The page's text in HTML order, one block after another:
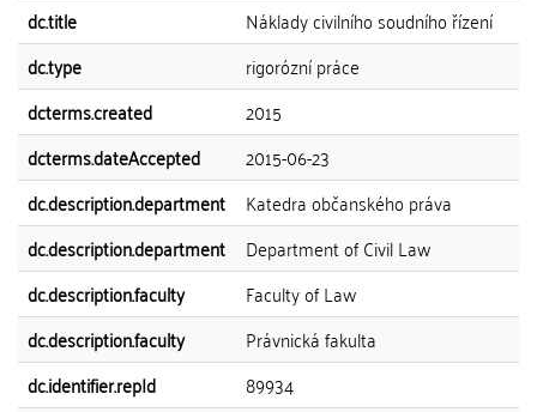
dc.title
Náklady civilního soudního řízení
dc.type
rigorózní práce
dcterms.created
2015
dcterms.dateAccepted
2015-06-23
dc.description.department
Katedra občanského práva
dc.description.department
Department of Civil Law
dc.description.faculty
Faculty of Law
dc.description.faculty
Právnická fakulta
dc.identifier.repId
89934